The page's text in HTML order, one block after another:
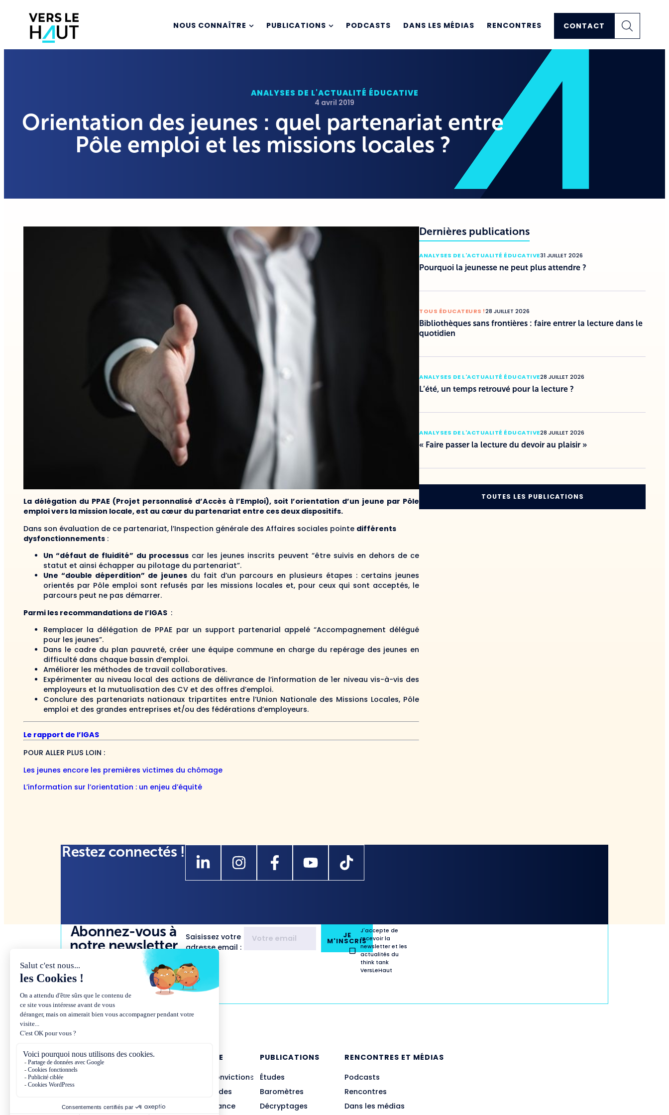
NOUS CONNAÎTRE PUBLICATIONS PODCASTS DANS LES MÉDIAS RENCONTRES CONTACT
ANALYSES DE L'ACTUALITÉ ÉDUCATIVE
4 avril 2019
Orientation des jeunes : quel partenariat entre
Pôle emploi et les missions locales ?
La délégation du PPAE (Projet personnalisé d’Accès à l’Emploi), soit l’orientation d’un jeune par Pôle
emploi vers la mission locale, est au cœur du partenariat entre ces deux dispositifs.
Dans son évaluation de ce partenariat, l’Inspection générale des Affaires sociales pointe différents
dysfonctionnements :
Un “défaut de fluidité” du processuscar les jeunes inscrits peuvent “être suivis en dehors de ce
statut et ainsi échapper au pilotage du partenariat”.
Une “double déperdition” de jeunes du fait d’un parcours en plusieurs étapes : certains jeunes
orientés par Pôle emploi sont refusés par les missions locales et, pour ceux qui sont acceptés, le
parcours peut ne pas démarrer.
Parmi les recommandations de l’IGAS :
Remplacer la délégation de PPAE par un support partenarial appelé “Accompagnement délégué
pour les jeunes”.
Dans le cadre du plan pauvreté, créer une équipe commune en charge du repérage des jeunes en
difficulté dans chaque bassin d’emploi.
Améliorer les méthodes de travail collaboratives.
Expérimenter au niveau local des actions de délivrance de l’information de 1er niveau vis-à-vis des
employeurs et la mutualisation des CV et des offres d’emploi.
Conclure des partenariats nationaux tripartites entre l’Union Nationale des Missions Locales, Pôle
emploi et des grandes entreprises et/ou des fédérations d’employeurs.
Le rapport de l’IGAS
POUR ALLER PLUS LOIN :
Les jeunes encore les premières victimes du chômage
L’information sur l’orientation : un enjeu d’équité
Dernières publications
ANALYSES DE L'ACTUALITÉ ÉDUCATIVE31 JUILLET 2026
Pourquoi la jeunesse ne peut plus attendre ?
TOUS ÉDUCATEURS !28 JUILLET 2026
Bibliothèques sans frontières : faire entrer la lecture dans le
quotidien
ANALYSES DE L'ACTUALITÉ ÉDUCATIVE28 JUILLET 2026
L’été, un temps retrouvé pour la lecture ?
ANALYSES DE L'ACTUALITÉ ÉDUCATIVE28 JUILLET 2026
« Faire passer la lecture du devoir au plaisir »
TOUTES LES PUBLICATIONS
Restez connectés !
Abonnez-vous à
notre newsletter
Saisissez votre
adresse email :
JE
M'INSCRIS
J'accepte de
recevoir la
newsletter et les
actualités du
think tank
VersLeHaut
NOUS CONNAÎTRE
Présentation et convictions
Missions et méthodes
Équipe et gouvernance
PUBLICATIONS
Études
Baromètres
Décryptages
RENCONTRES ET MÉDIAS
Podcasts
Rencontres
Dans les médias